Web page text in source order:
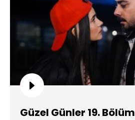
Güzel Günler 19. Bölüm